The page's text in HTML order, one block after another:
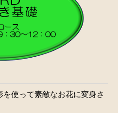
使って素敵なお花に変身さ